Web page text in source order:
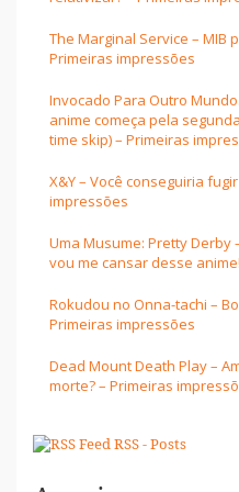
The Marginal Service – MIB
Primeiras impressões
Invocado Para Outro
anime começa pela
time skip) – Primeiras
X&Y – Você conseguiria
impressões
Uma Musume: Pretty Derby
vou me cansar desse
Rokudou no Onna-tachi –
Primeiras impressões
Dead Mount Death Play –
morte? – Primeiras
RSS - Posts